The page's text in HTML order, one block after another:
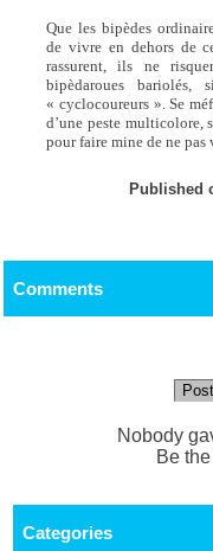
Que les bipèdes
de vivre en dehors de
rassurent, ils ne
bipèdaroues
« cyclocoureurs ». Se
d’une peste multicolore,
pour faire mine de ne
Published
Comments
Nobody
Be
Categories